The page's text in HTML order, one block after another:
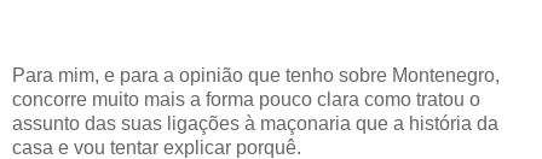
Para mim, e para a opinião que tenho sobre Montenegro,
concorre muito mais a forma pouco clara como tratou o
assunto das suas ligações à maçonaria que a história da
casa e vou tentar explicar porquê.